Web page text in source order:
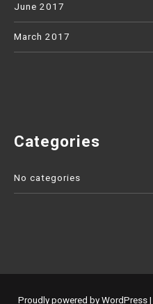
June 2017
March 2017
Categories
No categories
Proudly powered by WordPress |